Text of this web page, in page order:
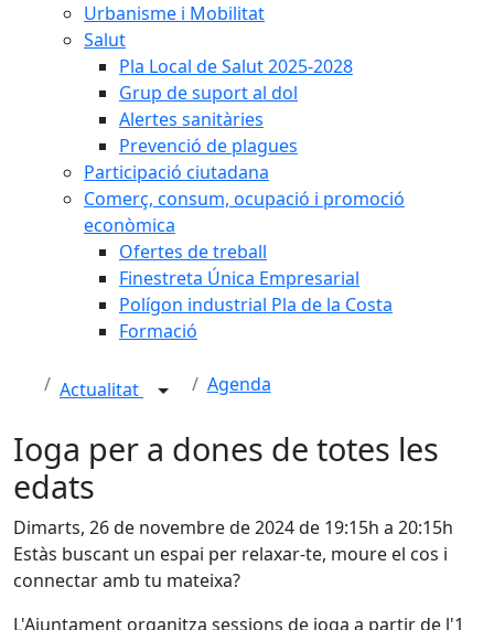
Urbanisme i Mobilitat
Salut
Pla Local de Salut 2025-2028
Grup de suport al dol
Alertes sanitàries
Prevenció de plagues
Participació ciutadana
Comerç, consum, ocupació i promoció
econòmica
Ofertes de treball
Finestreta Única Empresarial
Polígon industrial Pla de la Costa
Formació
Actualitat Agenda
Ioga per a dones de totes les
edats
Dimarts, 26 de novembre de 2024 de 19:15h a 20:15h
Estàs buscant un espai per relaxar-te, moure el cos i
connectar amb tu mateixa?
L'Ajuntament organitza sessions de ioga a partir de l'1